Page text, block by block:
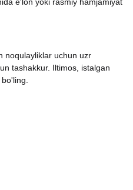
noqulayliklar uchun uzr
tashakkur. Iltimos, istalgan